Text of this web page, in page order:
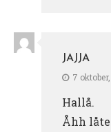
JAJJA
7
Hallå.
Åhh